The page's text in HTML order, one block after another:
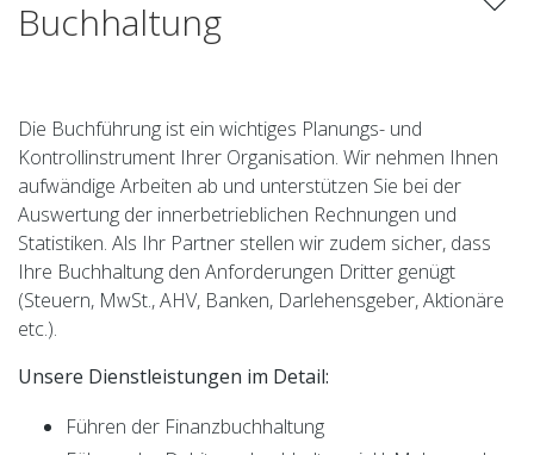
Buchhaltung
Die Buchführung ist ein wichtiges Planungs- und
Kontrollinstrument Ihrer Organisation. Wir nehmen Ihnen
aufwändige Arbeiten ab und unterstützen Sie bei der
Auswertung der innerbetrieblichen Rechnungen und
Statistiken. Als Ihr Partner stellen wir zudem sicher, dass
Ihre Buchhaltung den Anforderungen Dritter genügt
(Steuern, MwSt., AHV, Banken, Darlehensgeber, Aktionäre
etc.).
Unsere Dienstleistungen im Detail:
Führen der Finanzbuchhaltung